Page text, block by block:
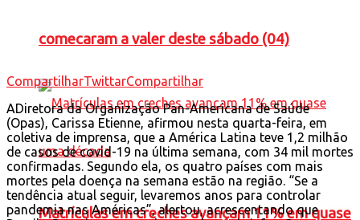
comecaram a valer deste sábado (04)
Matrículas em creches avançam 11% em quase
CompartilharTwittarCompartilhar
ADiretora da Organização Pan-Americana de Saúde
(Opas), Carissa Etienne, afirmou nesta quarta-feira, em
coletiva de imprensa, que a América Latina teve 1,2 milhão
de casos de covid-19 na última semana, com 34 mil mortes
confirmadas. Segundo ela, os quatro países com mais
mortes pela doença na semana estão na região. “Se a
tendência atual seguir, levaremos anos para controlar
pandemia nas Américas”, alertou, acrescentando que